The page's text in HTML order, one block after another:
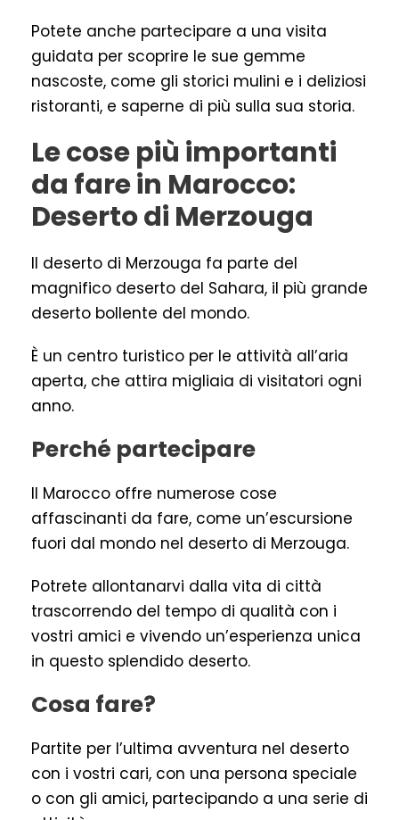
Potete anche partecipare a una visita
guidata per scoprire le sue gemme
nascoste, come gli storici mulini e i deliziosi
ristoranti, e saperne di più sulla sua storia.
Le cose più importanti
da fare in Marocco:
Deserto di Merzouga
Il deserto di Merzouga fa parte del
magnifico deserto del Sahara, il più grande
deserto bollente del mondo.
È un centro turistico per le attività all’aria
aperta, che attira migliaia di visitatori ogni
anno.
Perché partecipare
Il Marocco offre numerose cose
affascinanti da fare, come un’escursione
fuori dal mondo nel deserto di Merzouga.
Potrete allontanarvi dalla vita di città
trascorrendo del tempo di qualità con i
vostri amici e vivendo un’esperienza unica
in questo splendido deserto.
Cosa fare?
Partite per l’ultima avventura nel deserto
con i vostri cari, con una persona speciale
o con gli amici, partecipando a una serie di